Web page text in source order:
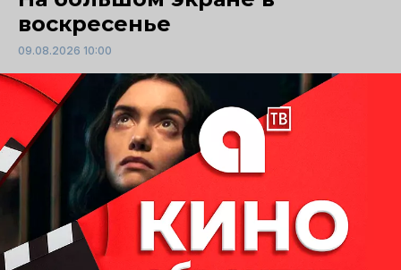
воскресенье
09.08.2026 10:00